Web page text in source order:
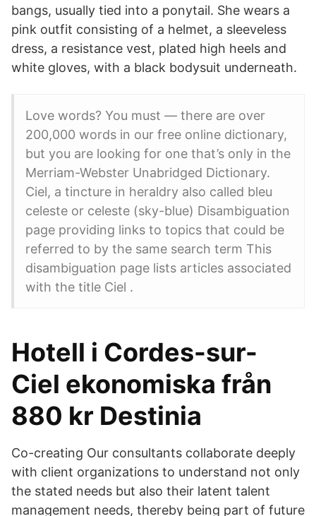
bangs, usually tied into a ponytail. She wears a
pink outfit consisting of a helmet, a sleeveless
dress, a resistance vest, plated high heels and
white gloves, with a black bodysuit underneath.
Love words? You must — there are over
200,000 words in our free online dictionary,
but you are looking for one that’s only in the
Merriam-Webster Unabridged Dictionary.
Ciel, a tincture in heraldry also called bleu
celeste or celeste (sky-blue) Disambiguation
page providing links to topics that could be
referred to by the same search term This
disambiguation page lists articles associated
with the title Ciel .
Hotell i Cordes-sur-
Ciel ekonomiska från
880 kr Destinia
Co-creating Our consultants collaborate deeply
with client organizations to understand not only
the stated needs but also their latent talent
management needs, thereby being part of future